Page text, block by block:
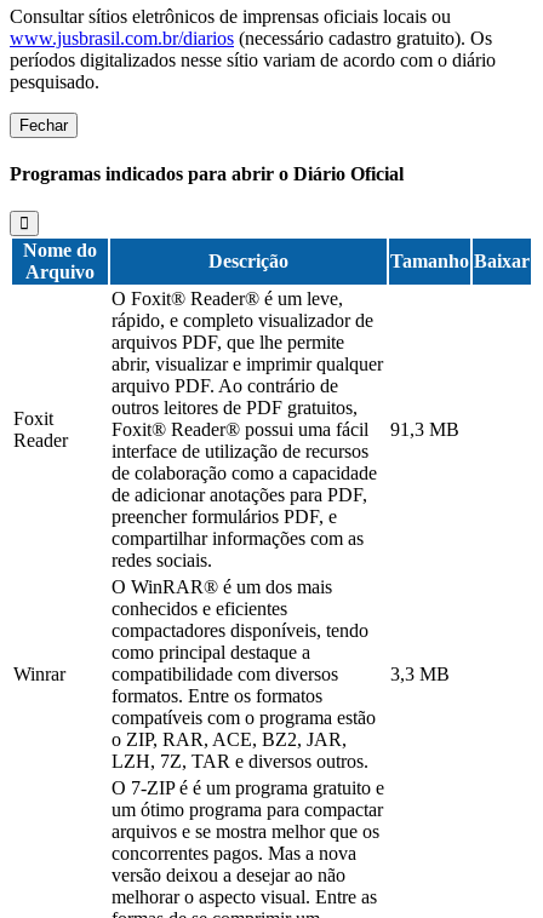
Consultar sítios eletrônicos de imprensas oficiais locais ou
www.jusbrasil.com.br/diarios (necessário cadastro gratuito). Os
períodos digitalizados nesse sítio variam de acordo com o diário
pesquisado.
Fechar
Programas indicados para abrir o Diário Oficial
Nome do
Arquivo
Descrição Tamanho Baixar
Foxit
Reader
O Foxit® Reader® é um leve,
rápido, e completo visualizador de
arquivos PDF, que lhe permite
abrir, visualizar e imprimir qualquer
arquivo PDF. Ao contrário de
outros leitores de PDF gratuitos,
Foxit® Reader® possui uma fácil
interface de utilização de recursos
de colaboração como a capacidade
de adicionar anotações para PDF,
preencher formulários PDF, e
compartilhar informações com as
redes sociais.
91,3 MB
Winrar
O WinRAR® é um dos mais
conhecidos e eficientes
compactadores disponíveis, tendo
como principal destaque a
compatibilidade com diversos
formatos. Entre os formatos
compatíveis com o programa estão
o ZIP, RAR, ACE, BZ2, JAR,
LZH, 7Z, TAR e diversos outros.
3,3 MB
O 7-ZIP é é um programa gratuito e
um ótimo programa para compactar
arquivos e se mostra melhor que os
concorrentes pagos. Mas a nova
versão deixou a desejar ao não
melhorar o aspecto visual. Entre as